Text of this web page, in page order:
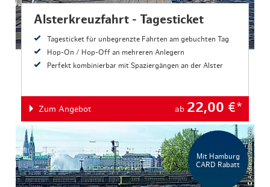
Alsterkreuzfahrt - Tagesticket
Tagesticket für unbegrenzte Fahrten am gebuchten Tag
Hop-On / Hop-Off an mehreren Anlegern
Perfekt kombinierbar mit Spaziergängen an der Alster
Zum Angebot ab 22,00 €*
Mit Hamburg
CARD Rabatt
© Andreas Vallbracht